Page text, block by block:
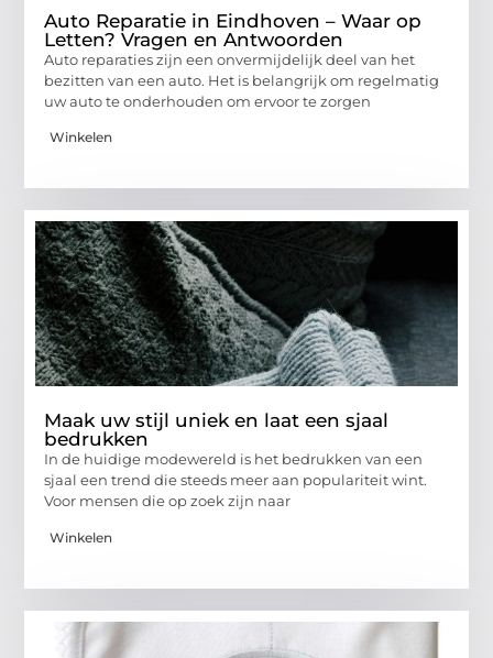
Auto Reparatie in Eindhoven – Waar op
Letten? Vragen en Antwoorden
Auto reparaties zijn een onvermijdelijk deel van het
bezitten van een auto. Het is belangrijk om regelmatig
uw auto te onderhouden om ervoor te zorgen
Winkelen
Maak uw stijl uniek en laat een sjaal
bedrukken
In de huidige modewereld is het bedrukken van een
sjaal een trend die steeds meer aan populariteit wint.
Voor mensen die op zoek zijn naar
Winkelen